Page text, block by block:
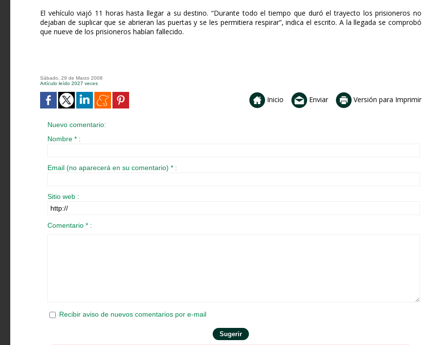
El vehículo viajó 11 horas hasta llegar a su destino. “Durante todo el tiempo que duró el trayecto los prisioneros no
dejaban de suplicar que se abrieran las puertas y se les permitiera respirar”, indica el escrito. A la llegada se comprobó
que nueve de los prisioneros habían fallecido.
Sábado, 29 de Marzo 2008
Artículo leído 2027 veces
Inicio Enviar Versión para Imprimir
Nuevo comentario:
Nombre * :
Email (no aparecerá en su comentario) * :
Sitio web :
Comentario * :
Recibir aviso de nuevos comentarios por e-mail